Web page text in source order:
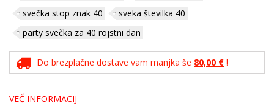
svečka stop znak 40
sveka številka 40
party svečka za 40 rojstni dan
Do brezplačne dostave vam manjka še 80,00 € !
VEČ INFORMACIJ